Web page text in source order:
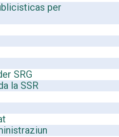
per
SRG
la SSR